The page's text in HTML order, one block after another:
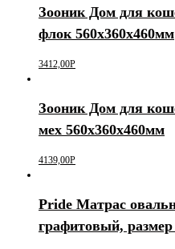
Зооник Дом для
флок 560х360х460мм
3412,00Р
Зооник Дом для
мех 560х360х460мм
4139,00Р
Pride Матрас
графитовый, размер